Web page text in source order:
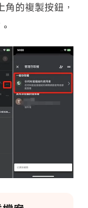
的複製按鈕，